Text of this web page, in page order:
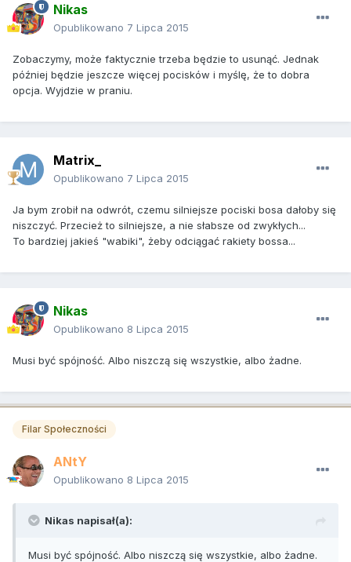
Nikas
Opublikowano 7 Lipca 2015
Zobaczymy, może faktycznie trzeba będzie to usunąć. Jednak
później będzie jeszcze więcej pocisków i myślę, że to dobra
opcja. Wyjdzie w praniu.
Matrix_
Opublikowano 7 Lipca 2015
Ja bym zrobił na odwrót, czemu silniejsze pociski bosa dałoby się
niszczyć. Przecież to silniejsze, a nie słabsze od zwykłych...
To bardziej jakieś "wabiki", żeby odciągać rakiety bossa...
Nikas
Opublikowano 8 Lipca 2015
Musi być spójność. Albo niszczą się wszystkie, albo żadne.
Filar Społeczności
ANtY
Opublikowano 8 Lipca 2015
Nikas napisał(a):
Musi być spójność. Albo niszczą się wszystkie, albo żadne.